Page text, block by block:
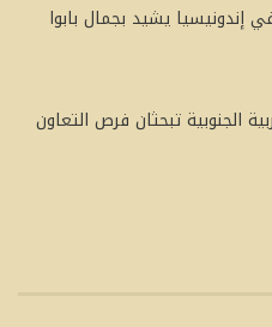
إندونيسيا يشيد بجمال بابوا
الجنوبية تبحثان فرص التعاون